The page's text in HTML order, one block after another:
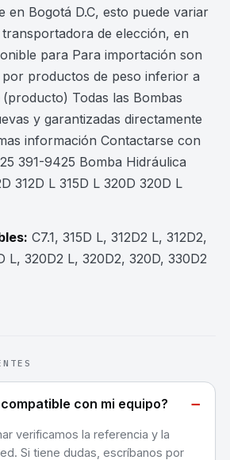
en Bogotá D.C, esto puede variar
de elección, en
para Para importación son
por productos de peso inferior a
Todas las Bombas
y garantizadas directamente
información Contactarse con
391-9425 Bomba Hidráulica
312D L 315D L 320D 320D L
C7.1, 315D L, 312D2 L, 312D2,
L, 320D2 L, 320D2, 320D, 330D2
con mi equipo? −
verificamos la referencia y la
Si tiene dudas, escríbanos por